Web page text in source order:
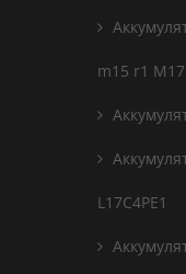
m15 r1 M17
L17C4PE1